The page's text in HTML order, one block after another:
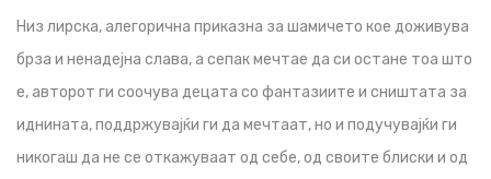
Низ лирска, алегорична приказна за шамичето кое доживува
брза и ненадејна слава, а сепак мечтае да си остане тоа што
е, авторот ги соочува децата со фантазиите и сништата за
иднината, поддржувајќи ги да мечтаат, но и подучувајќи ги
никогаш да не се откажуваат од себе, од своите блиски и од